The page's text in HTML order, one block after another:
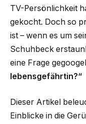
TV-Persönlichkeit
gekocht. Doch so
ist – wenn es um
Schuhbeck
eine Frage
lebensgefährtin?“
Dieser Artikel
Einblicke in die